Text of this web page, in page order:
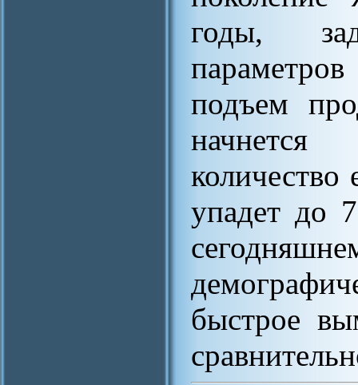
годы,
подъем
начнется
упадет до
быстрое